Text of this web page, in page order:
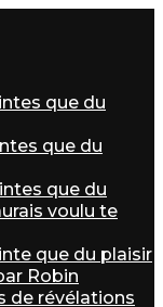
que du
que du
que du
voulu te
que du plaisir
Robin
de révélations